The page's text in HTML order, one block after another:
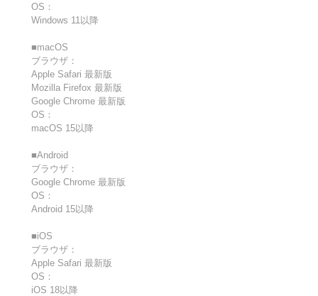
OS：
Windows 11以降
■macOS
ブラウザ：
Apple Safari 最新版
Mozilla Firefox 最新版
Google Chrome 最新版
OS：
macOS 15以降
■Android
ブラウザ：
Google Chrome 最新版
OS：
Android 15以降
■iOS
ブラウザ：
Apple Safari 最新版
OS：
iOS 18以降